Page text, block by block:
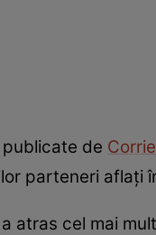
de
parteneri aflați
atras cel mai